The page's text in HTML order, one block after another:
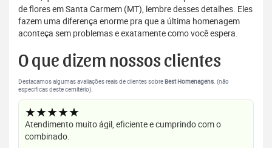
de flores em Santa Carmem (MT), lembre desses detalhes. Eles
fazem uma diferença enorme pra que a última homenagem
aconteça sem problemas e exatamente como você espera.
O que dizem nossos clientes
Destacamos algumas avaliações reais de clientes sobre Best Homenagens. (não
específicas deste cemitério).
★★★★★
Atendimento muito ágil, eficiente e cumprindo com o
combinado.